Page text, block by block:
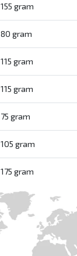
155 gram
80 gram
115 gram
115 gram
75 gram
105 gram
175 gram